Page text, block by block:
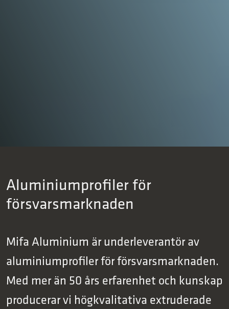
Aluminiumprofiler för
försvarsmarknaden
Mifa Aluminium är underleverantör av
aluminiumprofiler för försvarsmarknaden.
Med mer än 50 års erfarenhet och kunskap
producerar vi högkvalitativa extruderade